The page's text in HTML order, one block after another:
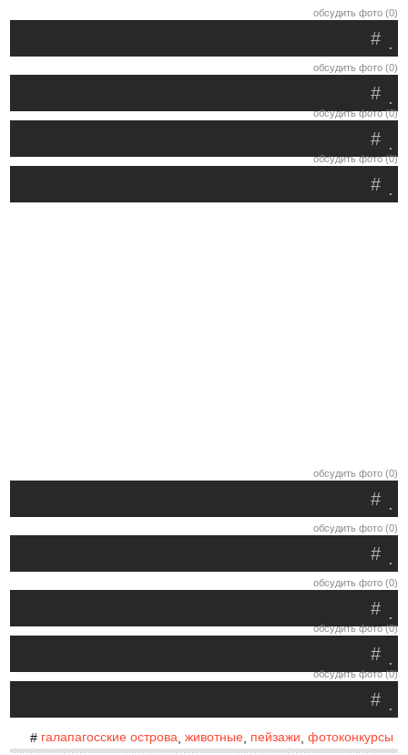
обсудить фото (0)
.
#
обсудить фото (0)
.
#
обсудить фото (0)
.
#
обсудить фото (0)
.
#
обсудить фото (0)
.
#
обсудить фото (0)
.
#
обсудить фото (0)
.
#
обсудить фото (0)
.
#
обсудить фото (0)
.
#
# галапагосские острова, животные, пейзажи фотоконкурсы